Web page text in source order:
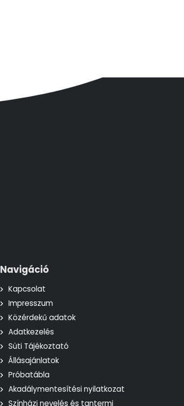
Navigáció
Kapcsolat
Impresszum
Közérdekű adatok
Adatkezelés
Süti Tájékoztató
Állásajánlatok
Próbatábla
Akadálymentesítési nyilatkozat
Színházi nevelés és tantermi